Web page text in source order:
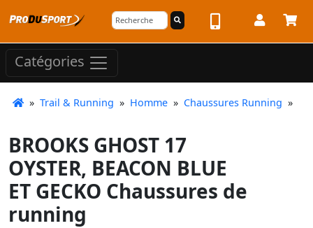
Catégories
» Trail & Running » Homme » Chaussures Running »
BROOKS GHOST 17
OYSTER, BEACON BLUE
ET GECKO Chaussures de
running